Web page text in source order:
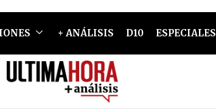
+ ANÁLISIS D10 ESPECIALES